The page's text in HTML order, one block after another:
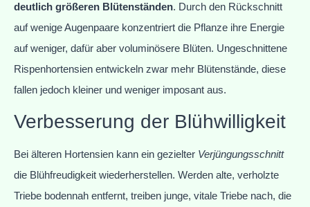
deutlich größeren Blütenständen. Durch den Rückschnitt
auf wenige Augenpaare konzentriert die Pflanze ihre Energie
auf weniger, dafür aber voluminösere Blüten. Ungeschnittene
Rispenhortensien entwickeln zwar mehr Blütenstände, diese
fallen jedoch kleiner und weniger imposant aus.
Verbesserung der Blühwilligkeit
Bei älteren Hortensien kann ein gezielter Verjüngungsschnitt
die Blühfreudigkeit wiederherstellen. Werden alte, verholzte
Triebe bodennah entfernt, treiben junge, vitale Triebe nach, die